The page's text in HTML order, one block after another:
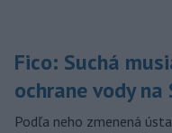
Fico: Suchá
ochrane vody na
Podľa neho zmenená